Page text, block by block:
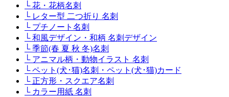
└ 花・花柄名刺
└ レター型 二つ折り 名刺
└ プチノート名刺
└ 和風デザイン・和柄 名刺デザイン
└ 季節(春 夏 秋 冬)名刺
└ アニマル柄・動物イラスト 名刺
└ ペット(犬･猫)名刺・ペット(犬･猫)カード
└ 正方形・スクエア名刺
└ カラー用紙 名刺